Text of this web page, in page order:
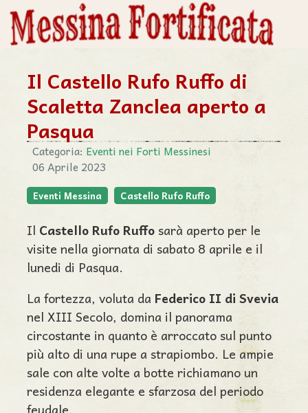
Il Castello Rufo Ruffo di
Scaletta Zanclea aperto a
Pasqua
Categoria: Eventi nei Forti Messinesi
06 Aprile 2023
Eventi Messina Castello Rufo Ruffo
Il Castello Rufo Ruffo sarà aperto per le
visite nella giornata di sabato 8 aprile e il
lunedi di Pasqua.
La fortezza, voluta da Federico II di Svevia
nel XIII Secolo, domina il panorama
circostante in quanto è arroccato sul punto
più alto di una rupe a strapiombo. Le ampie
sale con alte volte a botte richiamano un
residenza elegante e sfarzosa del periodo